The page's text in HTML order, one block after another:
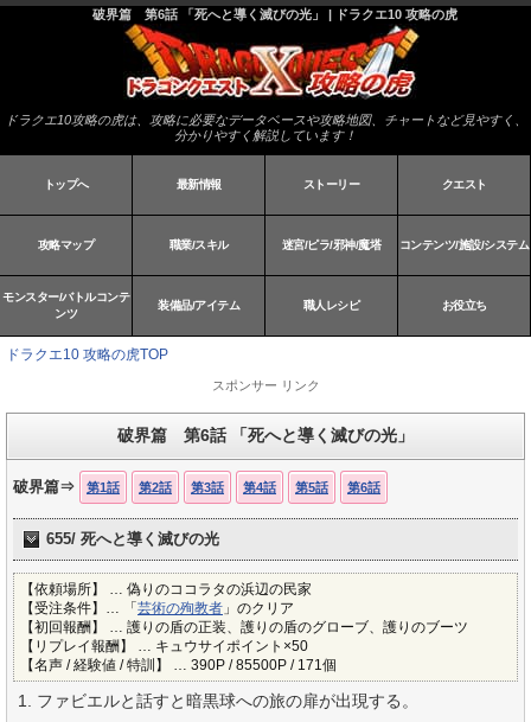
破界篇 第6話 「死へと導く滅びの光」 | ドラクエ10 攻略の虎
ドラクエ10攻略の虎は、攻略に必要なデータベースや攻略地図、チャートなど見やすく、
分かりやすく解説しています！
トップへ 最新情報 ストーリー クエスト
攻略マップ 職業/スキル 迷宮/ピラ/邪神/魔塔 コンテンツ/施設/システム
モンスター/バトルコンテ
ンツ
装備品/アイテム 職人レシピ お役立ち
ドラクエ10 攻略の虎TOP
スポンサー リンク
破界篇 第6話 「死へと導く滅びの光」
破界篇⇒ 第1話 第2話 第3話 第4話 第5話 第6話
655/ 死へと導く滅びの光
【依頼場所】 … 偽りのココラタの浜辺の民家
【受注条件】… 「 芸術の殉教者 」のクリア
【初回報酬】 … 護りの盾の正装、護りの盾のグローブ、護りのブーツ
【リプレイ報酬】 … キュウサイポイント×50
【名声 / 経験値 / 特訓】 … 390P / 85500P / 171個
ファビエルと話すと暗黒球への旅の扉が出現する。